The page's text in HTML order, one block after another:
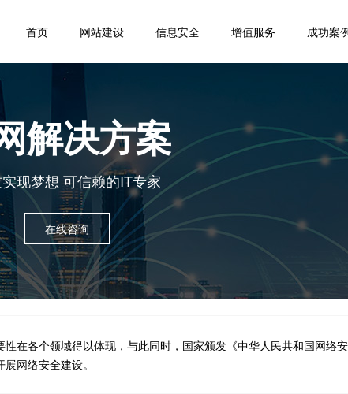
首页 网站建设 信息安全 增值服务 成功案
解决方案
现梦想 可信赖的IT专家
在线咨询
在各个领域得以体现，与此同时，国家颁发《中华人民共和国网络
网络安全建设。